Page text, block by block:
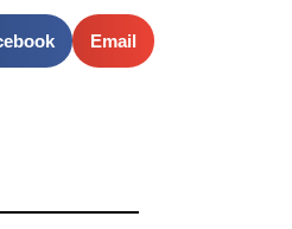
Email